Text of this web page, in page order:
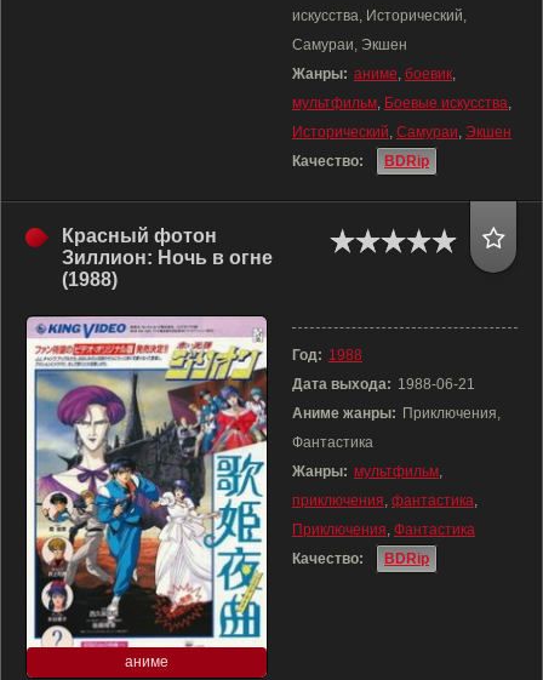
искусства, Исторический,
Самураи, Экшен
Жанры: аниме, боевик,
мультфильм, Боевые искусства,
Исторический, Самураи, Экшен
Качество:
BDRip
Красный фотон
Зиллион: Ночь в огне
(1988)
аниме
Год: 1988
Дата выхода: 1988-06-21
Аниме жанры: Приключения,
Фантастика
Жанры: мультфильм,
приключения, фантастика,
Приключения, Фантастика
Качество:
BDRip